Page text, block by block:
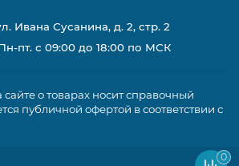
Ивана Сусанина, д. 2, стр. 2
пт. с 09:00 до 18:00 по МСК
о товарах носит справочный
публичной офертой в соответствии с
0